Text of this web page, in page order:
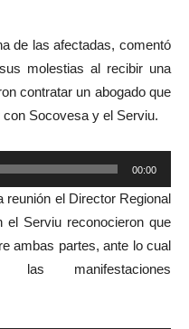
de las afectadas, comentó
molestias al recibir una
contratar un abogado que
Socovesa y el Serviu.
00:00
reunión el Director Regional
el Serviu reconocieron que
ambas partes, ante lo cual
las manifestaciones